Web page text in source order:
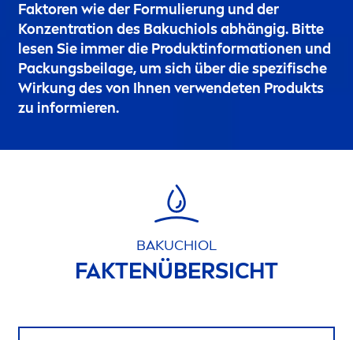
Faktoren wie der Formulierung und der
Konzentration des Bakuchiols abhängig. Bitte
lesen Sie immer die Produktinformationen und
Packungsbeilage, um sich über die spezifische
Wirkung des von Ihnen verwendeten Produkts
zu informieren.
BAKUCHIOL
FAKTENÜBERSICHT